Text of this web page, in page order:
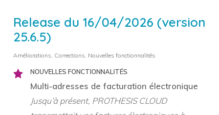
Release du 16/04/2026 (version
25.6.5)
Améliorations, Corrections, Nouvelles fonctionnalités
NOUVELLES FONCTIONNALITÉS
Multi-adresses de facturation électronique
Jusqu’à présent, PROTHESIS CLOUD